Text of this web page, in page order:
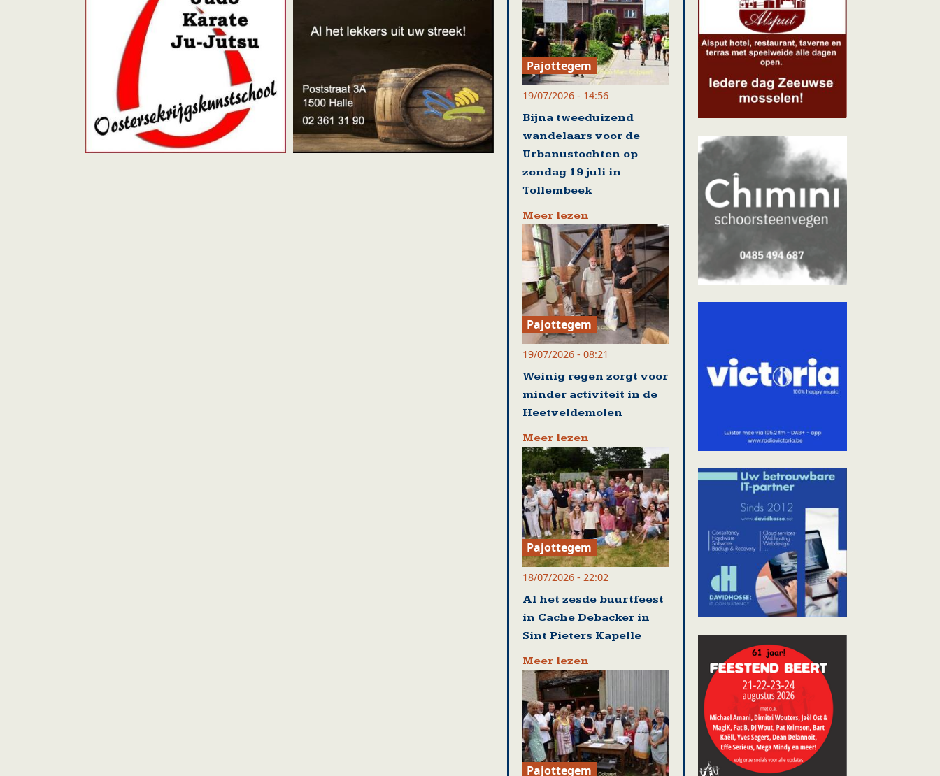
Pajottegem
19/07/2026 - 14:56
Bijna tweeduizend
wandelaars voor de
Urbanustochten op
zondag 19 juli in
Tollembeek
Meer lezen
Pajottegem
19/07/2026 - 08:21
Weinig regen zorgt voor
minder activiteit in de
Heetveldemolen
Meer lezen
Pajottegem
18/07/2026 - 22:02
Al het zesde buurtfeest
in Cache Debacker in
Sint Pieters Kapelle
Meer lezen
Pajottegem